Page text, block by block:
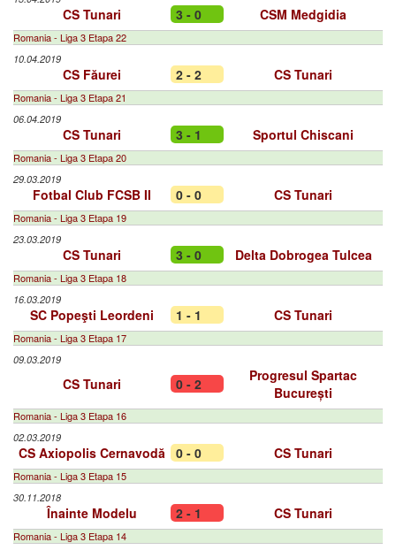
CS Tunari 3 - 0 CSM Medgidia
Romania - Liga 3 Etapa 22
10.04.2019
CS Făurei 2 - 2 CS Tunari
Romania - Liga 3 Etapa 21
06.04.2019
CS Tunari 3 - 1 Sportul Chiscani
Romania - Liga 3 Etapa 20
29.03.2019
Fotbal Club FCSB II 0 - 0 CS Tunari
Romania - Liga 3 Etapa 19
23.03.2019
CS Tunari 3 - 0 Delta Dobrogea Tulcea
Romania - Liga 3 Etapa 18
16.03.2019
SC Popeşti Leordeni 1 - 1 CS Tunari
Romania - Liga 3 Etapa 17
09.03.2019
CS Tunari 0 - 2
Progresul Spartac
București
Romania - Liga 3 Etapa 16
02.03.2019
CS Axiopolis Cernavodă 0 - 0 CS Tunari
Romania - Liga 3 Etapa 15
30.11.2018
Înainte Modelu 2 - 1 CS Tunari
Romania - Liga 3 Etapa 14